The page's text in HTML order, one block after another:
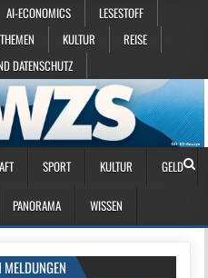
AI-ECONOMICS
LESESTOFF
KULTUR
REISE
DATENSCHUTZ
SPORT KULTUR GELD
PANORAMA WISSEN
MELDUNGEN